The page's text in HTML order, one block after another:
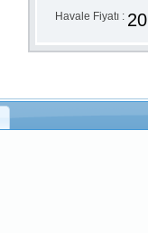
Havale Fiyatı :